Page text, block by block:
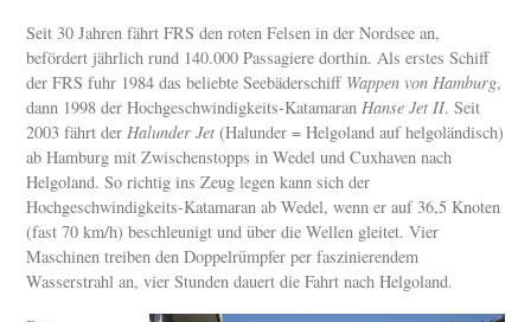
Seit 30 Jahren fährt FRS den roten Felsen in der Nordsee an,
befördert jährlich rund 140.000 Passagiere dorthin. Als erstes Schiff
der FRS fuhr 1984 das beliebte Seebäderschiff Wappen von Hamburg,
dann 1998 der Hochgeschwindigkeits-Katamaran Hanse Jet II. Seit
2003 fährt der Halunder Jet (Halunder = Helgoland auf helgoländisch)
ab Hamburg mit Zwischenstopps in Wedel und Cuxhaven nach
Helgoland. So richtig ins Zeug legen kann sich der
Hochgeschwindigkeits-Katamaran ab Wedel, wenn er auf 36,5 Knoten
(fast 70 km/h) beschleunigt und über die Wellen gleitet. Vier
Maschinen treiben den Doppelrümpfer per faszinierendem
Wasserstrahl an, vier Stunden dauert die Fahrt nach Helgoland.